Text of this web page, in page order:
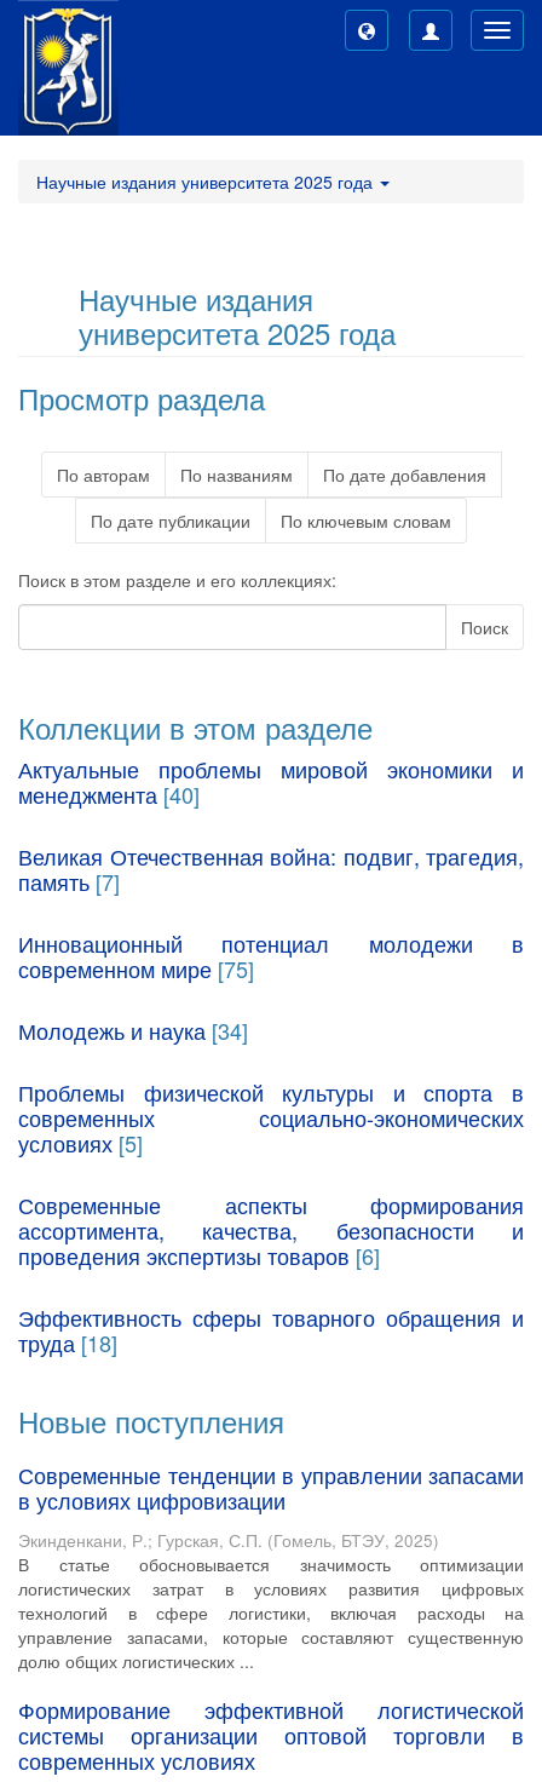
Научные издания университета 2025 года
Научные издания
университета 2025 года
Просмотр раздела
По авторам По названиям
По дате добавления
По дате публикации
По ключевым словам
Поиск в этом разделе и его коллекциях:
Поиск
Коллекции в этом разделе
Актуальные проблемы мировой экономики и
менеджмента [40]
Великая Отечественная война: подвиг, трагедия,
память [7]
Инновационный потенциал молодежи в
современном мире [75]
Молодежь и наука [34]
Проблемы физической культуры и спорта в
современных социально-экономических
условиях [5]
Современные аспекты формирования
ассортимента, качества, безопасности и
проведения экспертизы товаров [6]
Эффективность сферы товарного обращения и
труда [18]
Новые поступления
Современные тенденции в управлении запасами
в условиях цифровизации
Экинденкани, Р.; Гурская, С.П. (Гомель, БТЭУ, 2025)
В статье обосновывается значимость оптимизации
логистических затрат в условиях развития цифровых
технологий в сфере логистики, включая расходы на
управление запасами, которые составляют существенную
долю общих логистических ...
Формирование эффективной логистической
системы организации оптовой торговли в
современных условиях